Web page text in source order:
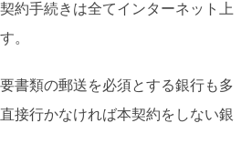
約手続きは全てインターネット上
。
書類の郵送を必須とする銀行も多
接行かなければ本契約をしない銀